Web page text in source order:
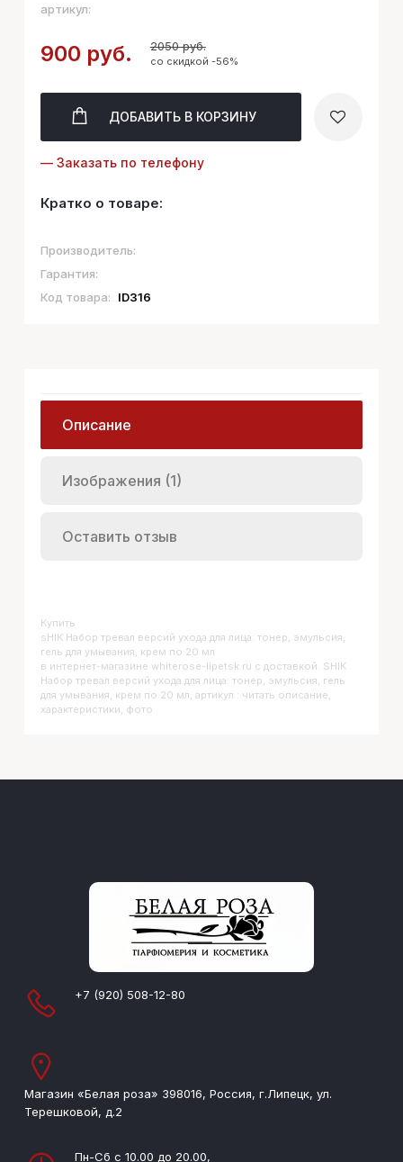
артикул:
900 руб. 2050 руб.
со скидкой -56%
ДОБАВИТЬ В КОРЗИНУ
— Заказать по телефону
Кратко о товаре:
Производитель:
Гарантия:
Код товара:
ID316
Описание
Изображения (1)
Оставить отзыв
Купить
SHIK Набор тревал версий ухода для лица: тонер, эмульсия,
гель для умывания, крем по 20 мл
в интернет-магазине whiterose-lipetsk.ru с доставкой. SHIK
Набор тревал версий ухода для лица: тонер, эмульсия, гель
для умывания, крем по 20 мл, артикул : читать описание,
характеристики, фото
+7 (920) 508-12-80
Магазин «Белая роза» 398016, Россия, г.Липецк, ул.
Терешковой, д.2
Пн-Сб с 10.00 до 20.00,